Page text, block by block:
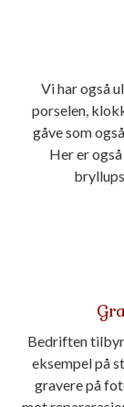
Vi har også
porselen,
gåve som
Her er
Bedriften
eksempel på
gravere på